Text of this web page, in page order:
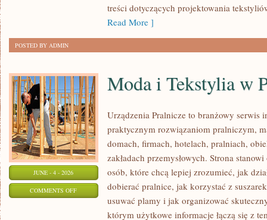
treści dotyczących projektowania
Read More ]
POSTED BY ADMIN
JUNE - 4 - 2026
COMMENTS OFFON
Moda i Tekstylia w
Urządzenia Pralnicze to branżowy serwis
praktycznym rozwiązaniom pralniczym,
domach, firmach, hotelach, pralniach,
zakładach przemysłowych. Strona
osób, które chcą lepiej zrozumieć, jak
dobierać pralnice, jak korzystać z
usuwać plamy i jak organizować
którym użytkowe informacje łączą się z